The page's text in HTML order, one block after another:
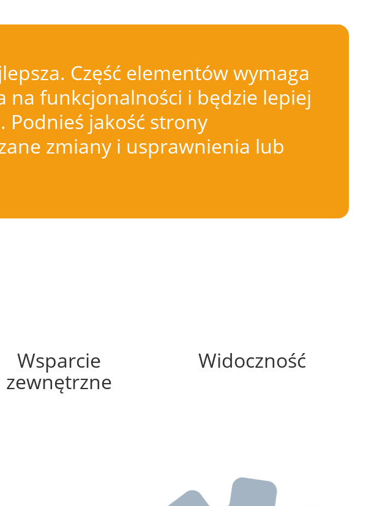
Część elementów wymaga
na funkcjonalności i będzie lepiej
jakość strony
zmiany i usprawnienia lub
Wsparcie
zewnętrzne
Widoczność